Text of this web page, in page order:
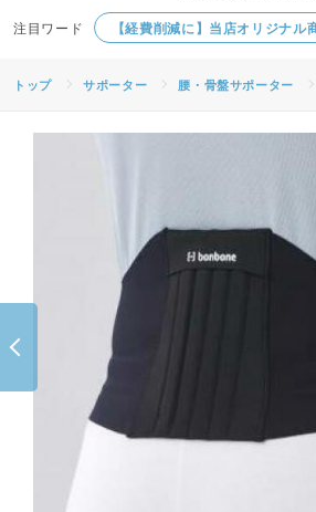
【経費削減に】当店オリジナル
トップ サポーター 腰・骨盤サポーター